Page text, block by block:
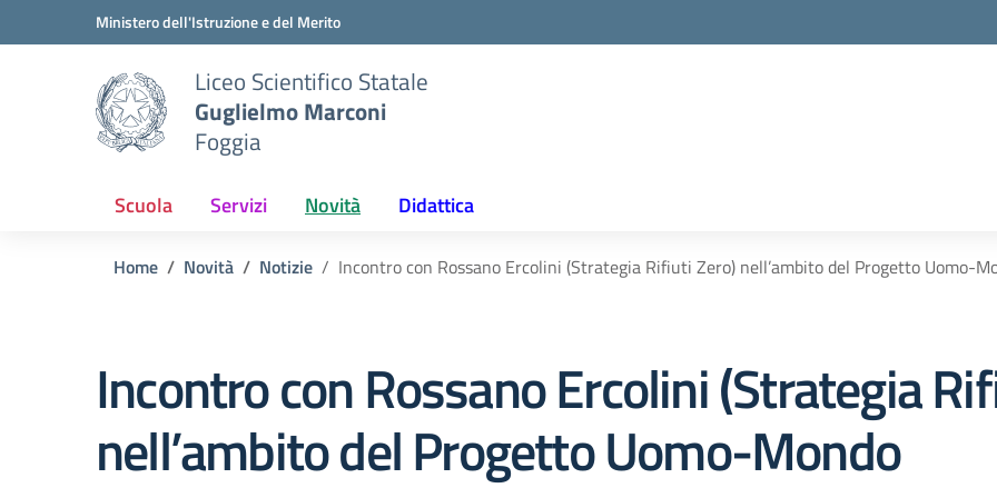
Vai ai contenuti
Vai al menu di navigazioneMinistero dell'Istruzione e del Merito
Liceo Scientifico Statale
Guglielmo Marconi
Foggia
Scuola Servizi Novità Didattica
Home Novità Notizie Incontro con Rossano Ercolini (Strategia Rifiuti Zero) nell’ambito del Progetto Uomo-
Incontro con Rossano Ercolini (Strategia
nell’ambito del Progetto Uomo-Mondo